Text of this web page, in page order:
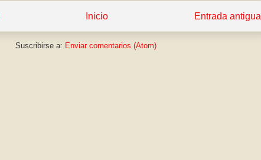
Entrada antigua
Inicio
Suscribirse a: Enviar comentarios (Atom)